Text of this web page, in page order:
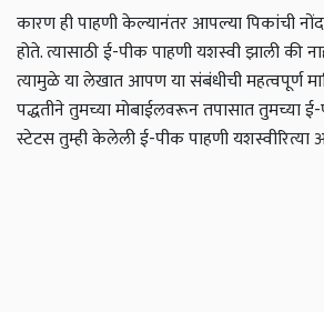
कारण ही पाहणी केल्यानंतर आपल्या पिकांची नोंद
होते. त्यासाठी ई-पीक पाहणी यशस्वी झाली की
त्यामुळे या लेखात आपण या संबंधीची महत्वपूर्ण
पद्धतीने तुमच्या मोबाईलवरून तपासात तुमच्या
स्टेटसतुम्ही केलेली ई-पीक पाहणी यशस्वीरित्या